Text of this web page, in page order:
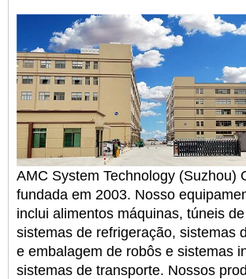
AMC System Technology (Suzhou)
fundada em 2003. Nosso
inclui alimentos máquinas, túneis
sistemas de refrigeração, sistemas
e embalagem de robôs e sistemas
sistemas de transporte. Nossos